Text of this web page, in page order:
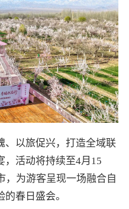
、以旅促兴，打造全域联
，活动将持续至4月15
，为游客呈现一场融合自
春日盛会。